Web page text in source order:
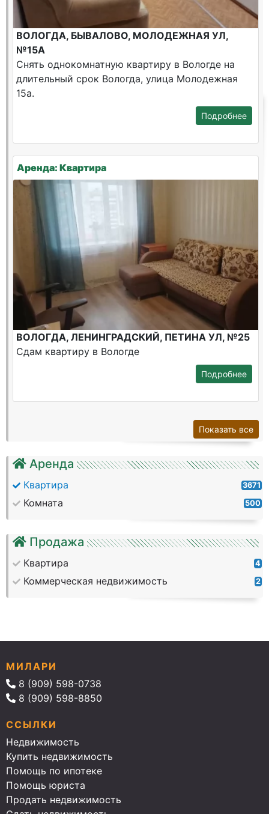
Аренда
Квартира 3671
Комната 500
Продажа
Квартира 4
Коммерческая недвижимость 2
ВОЛОГДА, БЫВАЛОВО, МОЛОДЕЖНАЯ УЛ,
№15А
Снять однокомнатную квартиру в Вологде на
длительный срок Вологда, улица Молодежная
15а.
Подробнее
Аренда: Квартира
ВОЛОГДА, ЛЕНИНГРАДСКИЙ, ПЕТИНА УЛ, №25
Сдам квартиру в Вологде
Подробнее
Показать все
МИЛАРИ
8 (909) 598-0738
8 (909) 598-8850
ССЫЛКИ
Недвижимость
Купить недвижимость
Помощь по ипотеке
Помощь юриста
Продать недвижимость